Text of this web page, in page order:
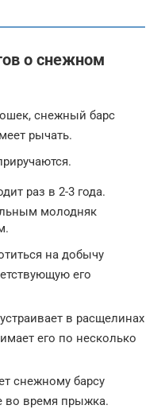
о снежном
снежный барс
рычать.
раз в 2-3 года.
молодняк
на добычу
его
в расщелинах
его по несколько
снежному барсу
во время прыжка.